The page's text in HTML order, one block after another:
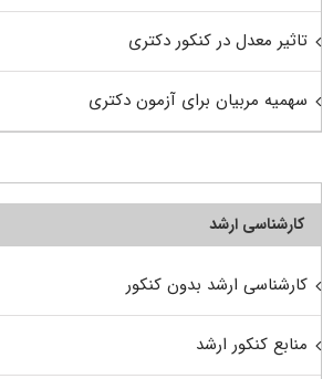
تاثیر معدل در کنکور دکتری
سهمیه مربیان برای آزمون دکتری
کارشناسی ارشد
کارشناسی ارشد بدون کنکور
منابع کنکور ارشد